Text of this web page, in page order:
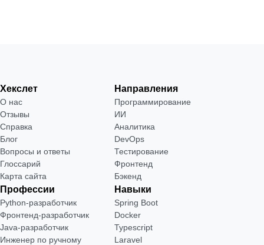
Хекслет
О нас
Отзывы
Справка
Блог
Вопросы и ответы
Глоссарий
Карта сайта
Направления
Программирование
ИИ
Аналитика
DevOps
Тестирование
Фронтенд
Бэкенд
Профессии
Python-разработчик
Фронтенд-разработчик
Java-разработчик
Инженер по ручному
Навыки
Spring Boot
Docker
Typescript
Laravel